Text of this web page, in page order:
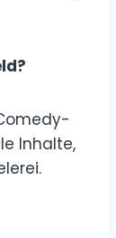
Inhalte,